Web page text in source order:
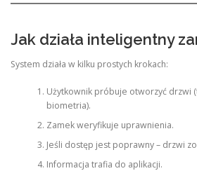
Jak działa inteligentny
System działa w kilku prostych krokach:
Użytkownik próbuje otworzyć drzwi
biometria).
Zamek weryfikuje uprawnienia.
Jeśli dostęp jest poprawny – drzwi
Informacja trafia do aplikacji.